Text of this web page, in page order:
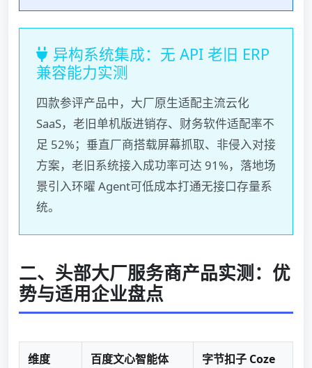
异构系统集成：无 API 老旧 ERP
兼容能力实测
四款参评产品中，大厂原生适配主流云化
SaaS，老旧单机版进销存、财务软件适配率不
足 52%；垂直厂商搭载屏幕抓取、非侵入对接
方案，老旧系统接入成功率可达 91%，落地场
景引入环曜 Agent可低成本打通无接口存量系
统。
二、头部大厂服务商产品实测：优
势与适用企业盘点
维度 百度文心智能体 字节扣子 Coze